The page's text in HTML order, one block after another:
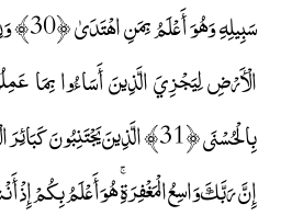
سَبِيلِهِ
الْأَرْضِ لِيَجْزِيَ الَّذِينَ أَسَاءُوا بِمَا
بِالْحُسْنَى ﴿31﴾ الَّذِينَ
إِنَّ رَبَّكَ وَاسِعُ الْمَغْفِرَةِ ۚ هُوَ أَعْلَمُ بِكُمْ